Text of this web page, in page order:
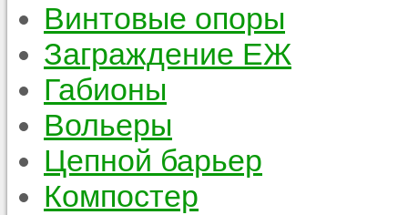
Винтовые опоры
Заграждение ЕЖ
Габионы
Вольеры
Цепной барьер
Компостер